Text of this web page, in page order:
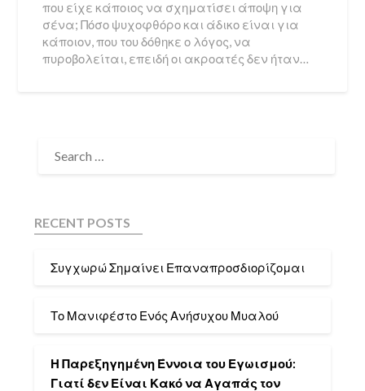
που είχε κάποιος να σχηματίσει άποψη για
σένα; Πόσο ψυχοφθόρο και άδικο είναι για
κάποιον, που του δόθηκε ο λόγος, να
πυροβολείται, επειδή οι ακροατές δεν ήταν…
RECENT POSTS
Συγχωρώ Σημαίνει Επαναπροσδιορίζομαι
Το Μανιφέστο Ενός Ανήσυχου Μυαλού
Η Παρεξηγημένη Έννοια του Εγωισμού:
Γιατί δεν Είναι Κακό να Αγαπάς τον